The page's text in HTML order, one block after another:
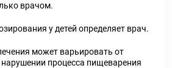
врачом.
у детей определяет врач.
может варьировать от
процесса пищеварения